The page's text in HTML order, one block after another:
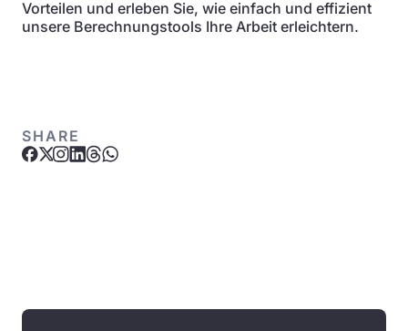
Vorteilen und erleben Sie, wie einfach und effizient
unsere Berechnungstools Ihre Arbeit erleichtern.
SHARE